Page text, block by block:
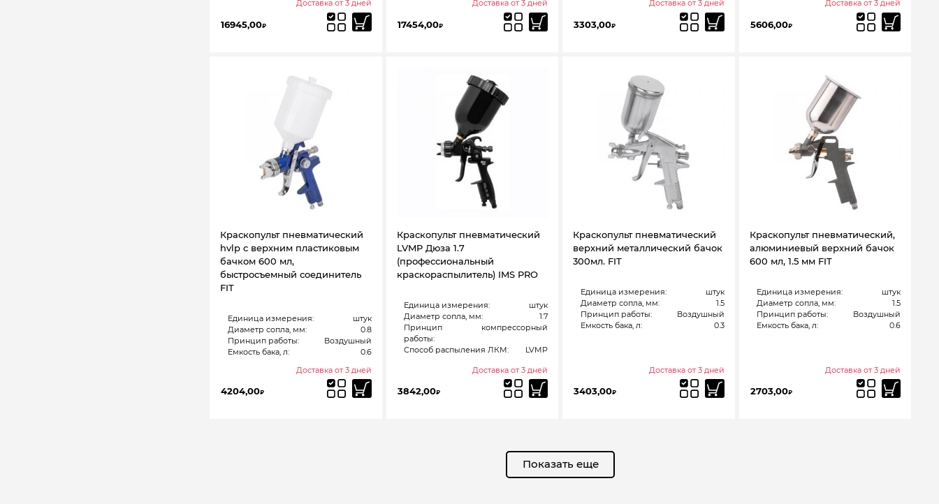
Доставка от 3 дней
16945,00₽
Доставка от 3 дней
17454,00₽
Доставка от 3 дней
3303,00₽
Доставка от 3 дней
5606,00₽
Краскопульт пневматический
hvlp с верхним пластиковым
бачком 600 мл,
быстросъемный соединитель
FIT
Единица измерения:
штук
Диаметр сопла, мм:
0.8
Принцип работы:
Воздушный
Емкость бака, л:
0.6
Доставка от 3 дней
4204,00₽
Краскопульт пневматический
LVMP Дюза 1.7
(профессиональный
краскораспылитель) IMS PRO
Единица измерения:
штук
Диаметр сопла, мм:
1.7
Принцип
работы:
компрессорный
Способ распыления ЛКМ: LVMP
Доставка от 3 дней
3842,00₽
Краскопульт пневматический
верхний металлический бачок
300мл. FIT
Единица измерения:
штук
Диаметр сопла, мм:
1.5
Принцип работы:
Воздушный
Емкость бака, л:
0.3
Доставка от 3 дней
3403,00₽
Краскопульт пневматический,
алюминиевый верхний бачок
600 мл, 1.5 мм FIT
Единица измерения:
штук
Диаметр сопла, мм:
1.5
Принцип работы:
Воздушный
Емкость бака, л:
0.6
Доставка от 3 дней
2703,00₽
Показать еще